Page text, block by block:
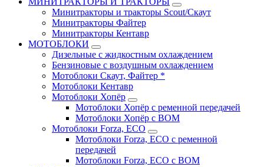
Минитракторы и тракторы Scout/Скаут
Минитракторы Файтер
Минитракторы Кентавр
МОТОБЛОКИ
Дизельные с жидкостным охлаждением
Бензиновые с воздушным охлаждением
Мотоблоки Скаут, Файтер *
Мотоблоки Кентавр
Мотоблоки Хопёр
Мотоблоки Хопёр с ременной передачей
Мотоблоки Хопёр с ВОМ
Мотоблоки Forza, ECO
Мотоблоки Forza, ЕСО с ременной
передачей
Мотоблоки Forza, ЕСО с ВОМ